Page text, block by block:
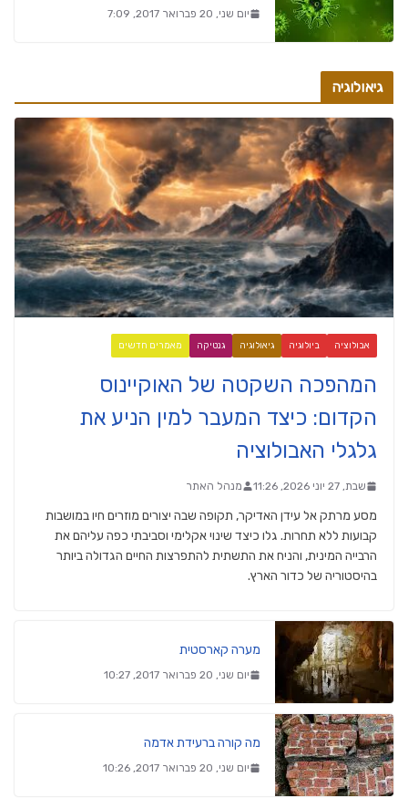
יום שני, 20 פברואר 2017, 7:09
גיאולוגיה
אבולוציה ביולוגיה גיאולוגיה גנטיקה מאמרים חדשים
המהפכה השקטה של האוקיינוס
הקדום: כיצד המעבר למין הניע את
גלגלי האבולוציה
שבת, 27 יוני 2026, 11:26 מנהל האתר
מסע מרתק אל עידן האדיקר, תקופה שבה יצורים מוזרים חיו במושבות
קבועות ללא תחרות. גלו כיצד שינוי אקלימי וסביבתי כפה עליהם את
הרבייה המינית, והניח את התשתית להתפרצות החיים הגדולה ביותר
בהיסטוריה של כדור הארץ.
מערה קארסטית
יום שני, 20 פברואר 2017, 10:27
מה קורה ברעידת אדמה
יום שני, 20 פברואר 2017, 10:26